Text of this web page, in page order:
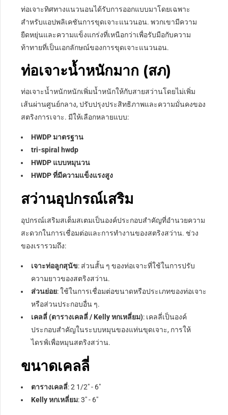
ท่อเจาะทิศทางแนวนอนได้รับการออกแบบมาโดยเฉพาะ
สำหรับแอปพลิเคชันการขุดเจาะแนวนอน. พวกเขามีความ
ยืดหยุ่นและความแข็งแกร่งที่เหนือกว่าเพื่อรับมือกับความ
ท้าทายที่เป็นเอกลักษณ์ของการขุดเจาะแนวนอน.
ท่อเจาะน้ำหนักมาก (สภ)
ท่อเจาะน้ำหนักหนักเพิ่มน้ำหนักให้กับสายสว่านโดยไม่เพิ่ม
เส้นผ่านศูนย์กลาง, ปรับปรุงประสิทธิภาพและความมั่นคงของ
สตริงการเจาะ. มีให้เลือกหลายแบบ:
HWDP มาตรฐาน
tri-spiral hwdp
HWDP แบบหมุนวน
HWDP ที่มีความแข็งแรงสูง
สว่านอุปกรณ์เสริม
อุปกรณ์เสริมสเต็มสเตมเป็นองค์ประกอบสำคัญที่อำนวยความ
สะดวกในการเชื่อมต่อและการทำงานของสตริงสว่าน. ช่วง
ของเรารวมถึง:
เจาะท่อลูกสุนัข: ส่วนสั้น ๆ ของท่อเจาะที่ใช้ในการปรับ
ความยาวของสตริงสว่าน.
ส่วนย่อย: ใช้ในการเชื่อมต่อขนาดหรือประเภทของท่อเจาะ
หรือส่วนประกอบอื่น ๆ.
เคลลี่ (ตารางเคลลี่ / Kelly หกเหลี่ยม): เคลลี่เป็นองค์
ประกอบสำคัญในระบบหมุนของแท่นขุดเจาะ, การให้
ไดรฟ์เพื่อหมุนสตริงสว่าน.
ขนาดเคลลี่
ตารางเคลลี่: 2 1/2″ - 6″
Kelly หกเหลี่ยม: 3″ - 6″